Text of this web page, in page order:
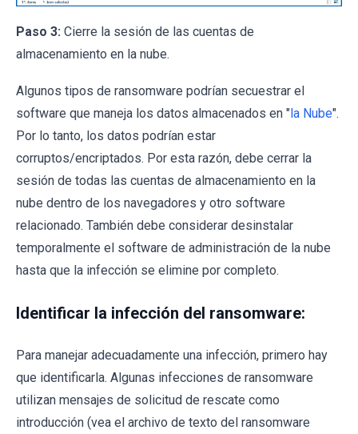
Paso 3: Cierre la sesión de las cuentas de
almacenamiento en la nube.
Algunos tipos de ransomware podrían secuestrar el
software que maneja los datos almacenados en " la Nube".
Por lo tanto, los datos podrían estar
corruptos/encriptados. Por esta razón, debe cerrar la
sesión de todas las cuentas de almacenamiento en la
nube dentro de los navegadores y otro software
relacionado. También debe considerar desinstalar
temporalmente el software de administración de la nube
hasta que la infección se elimine por completo.
Identificar la infección del ransomware:
Para manejar adecuadamente una infección, primero hay
que identificarla. Algunas infecciones de ransomware
utilizan mensajes de solicitud de rescate como
introducción (vea el archivo de texto del ransomware